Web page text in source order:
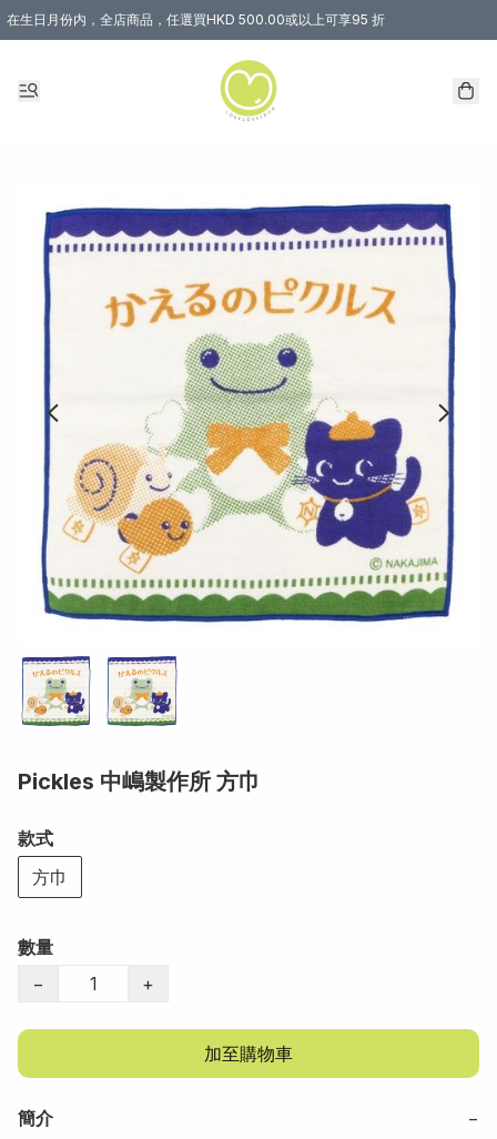
在生日月份内，全店商品，任選買HKD 500.00或以上可享95 折
Pickles 中嶋製作所 方巾
款式
方巾
數量
−
+
加至購物車
簡介 −